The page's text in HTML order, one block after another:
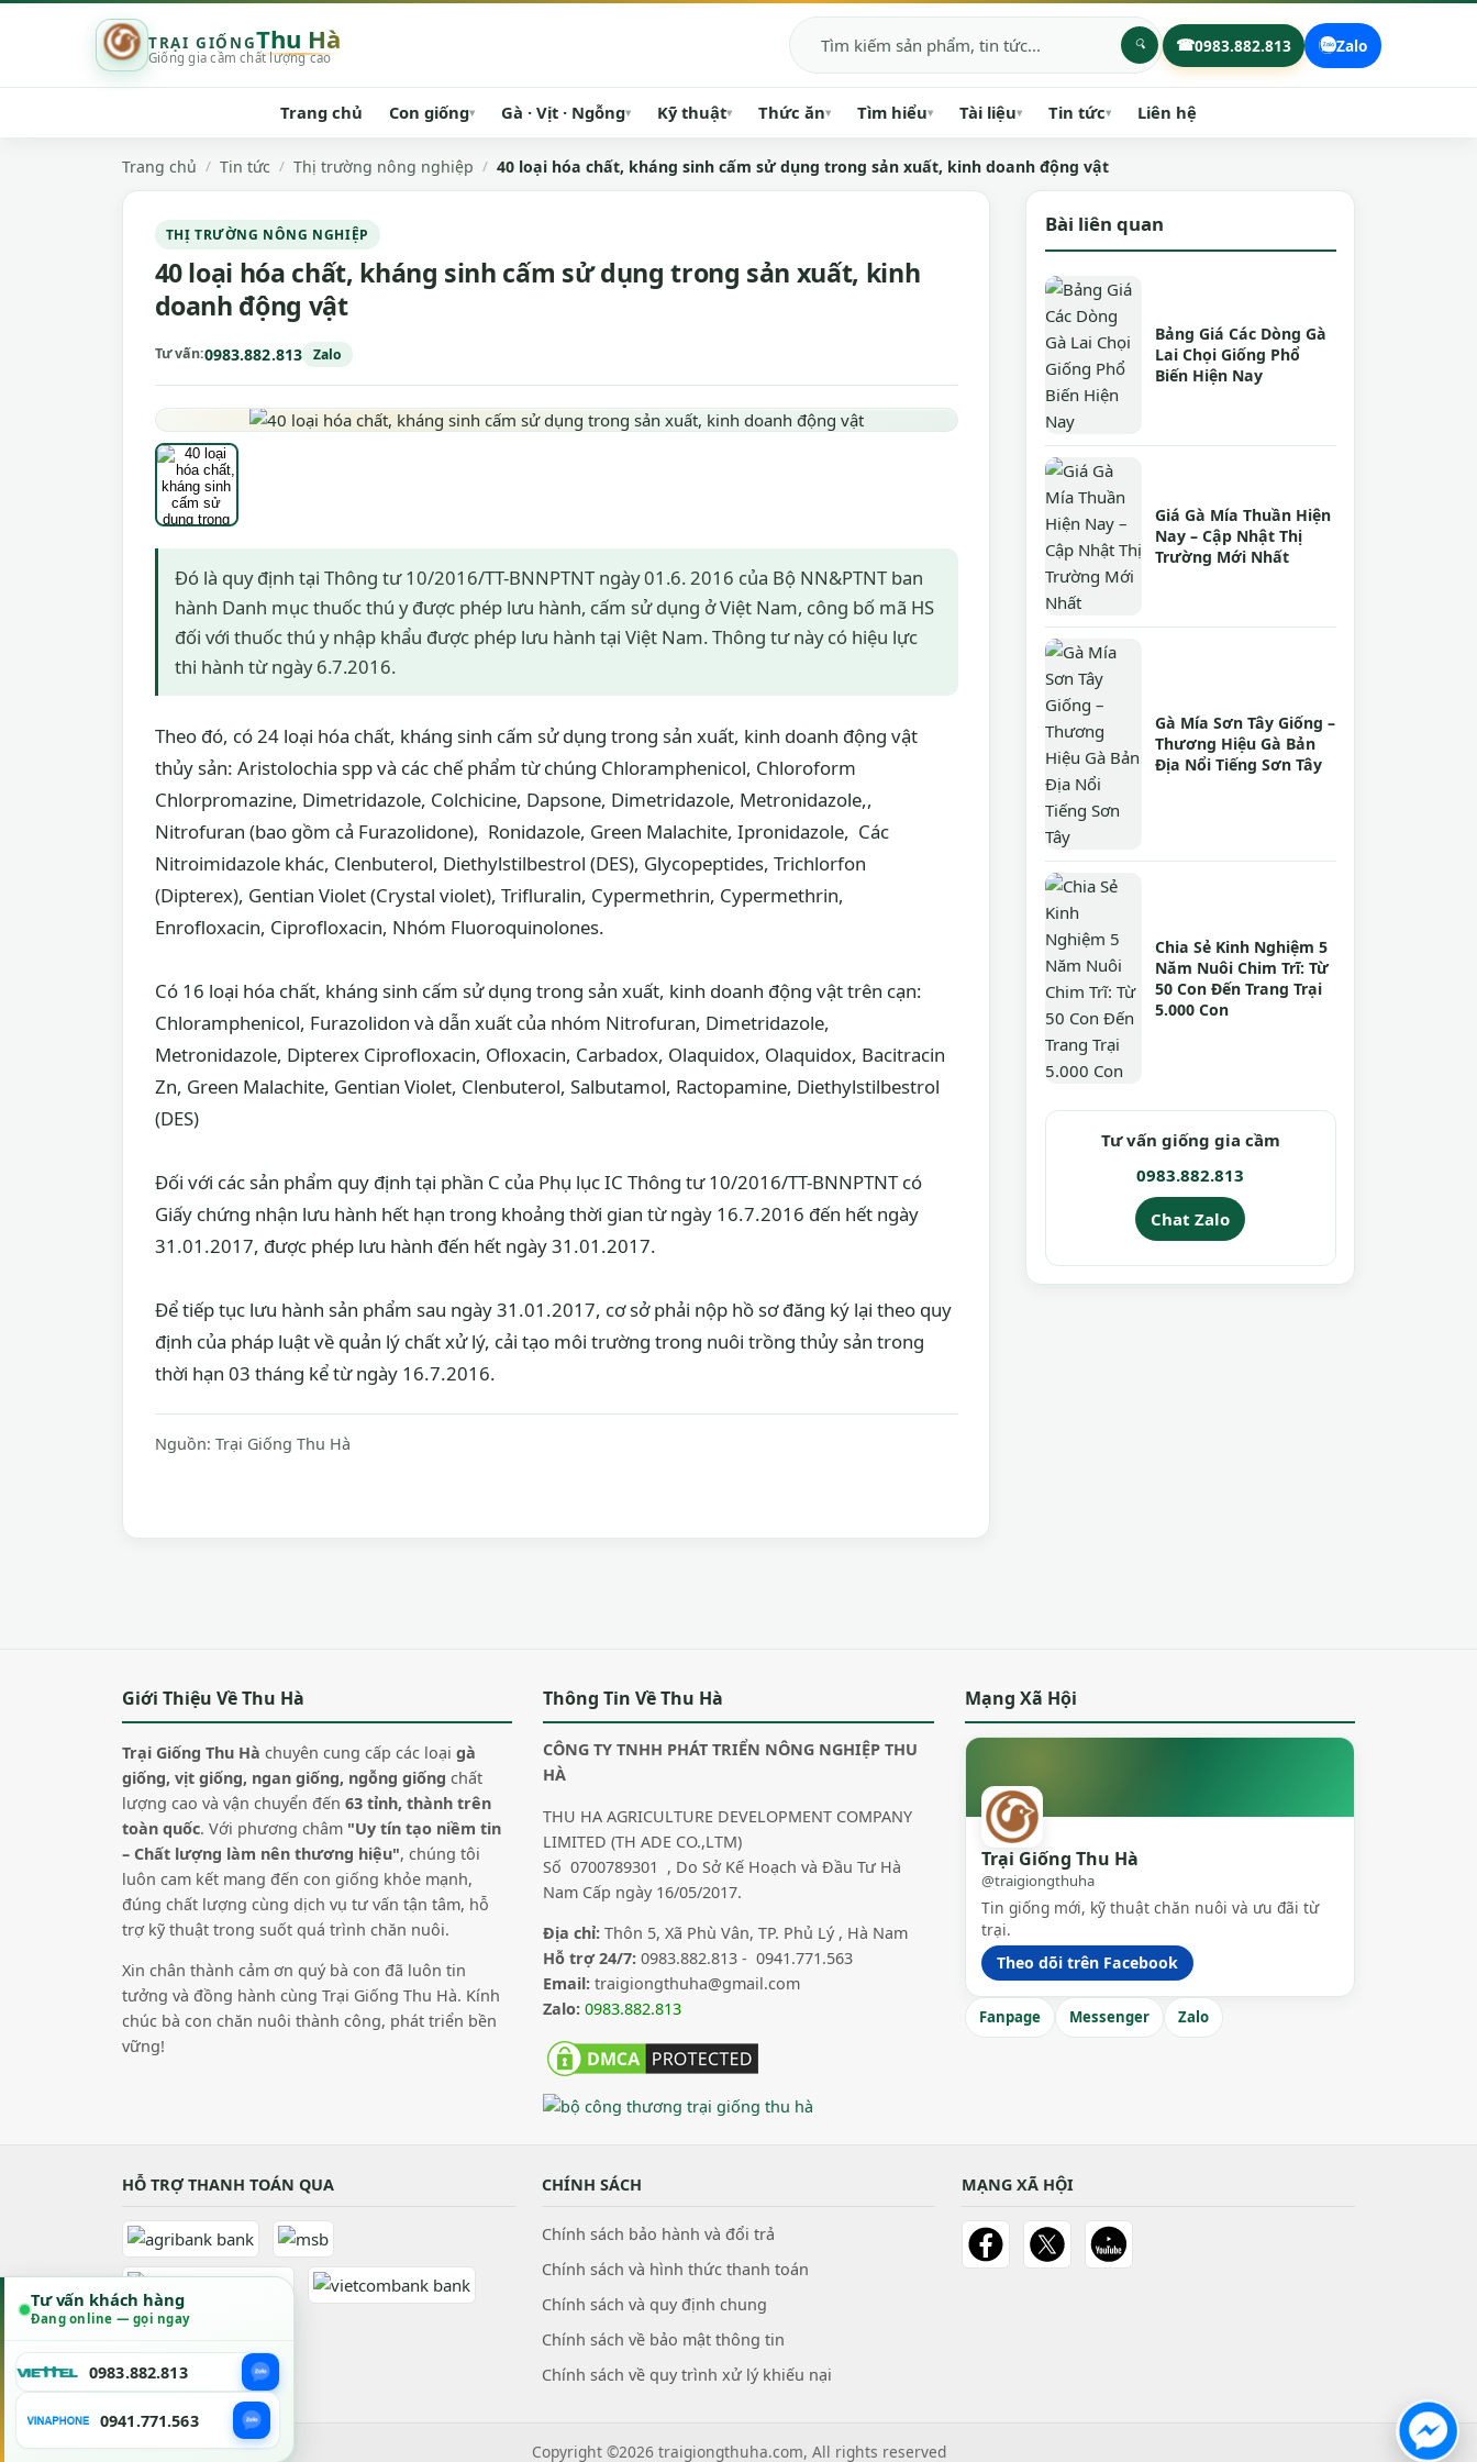
TRẠI GIỐNGThu Hà
Giống gia cầm chất lượng cao Tìm kiếm
☎0983.882.813 Zalo
Trang chủ Con giống▾ Gà · Vịt · Ngỗng▾ Kỹ thuật▾ Thức ăn▾ Tìm hiểu▾ Tài liệu▾ Tin tức▾ Liên hệ
Trang chủ Tin tức Thị trường nông nghiệp 40 loại hóa chất, kháng sinh cấm sử dụng trong sản xuất, kinh doanh động vật
THỊ TRƯỜNG NÔNG NGHIỆP
40 loại hóa chất, kháng sinh cấm sử dụng trong sản xuất, kinh
doanh động vật
Tư vấn 0983.882.813 Zalo
Đó là quy định tại Thông tư 10/2016/TT-BNNPTNT ngày 01.6. 2016 của Bộ NN&PTNT ban
hành Danh mục thuốc thú y được phép lưu hành, cấm sử dụng ở Việt Nam, công bố mã HS
đối với thuốc thú y nhập khẩu được phép lưu hành tại Việt Nam. Thông tư này có hiệu lực
thi hành từ ngày 6.7.2016.
Theo đó, có 24 loại hóa chất, kháng sinh cấm sử dụng trong sản xuất, kinh doanh động vật
thủy sản: Aristolochia spp và các chế phẩm từ chúng Chloramphenicol, Chloroform
Chlorpromazine, Dimetridazole, Colchicine, Dapsone, Dimetridazole, Metronidazole,,
Nitrofuran (bao gồm cả Furazolidone), Ronidazole, Green Malachite, Ipronidazole, Các
Nitroimidazole khác, Clenbuterol, Diethylstilbestrol (DES), Glycopeptides, Trichlorfon
(Dipterex), Gentian Violet (Crystal violet), Trifluralin, Cypermethrin, Cypermethrin,
Enrofloxacin, Ciprofloxacin, Nhóm Fluoroquinolones.
Có 16 loại hóa chất, kháng sinh cấm sử dụng trong sản xuất, kinh doanh động vật trên cạn:
Chloramphenicol, Furazolidon và dẫn xuất của nhóm Nitrofuran, Dimetridazole,
Metronidazole, Dipterex Ciprofloxacin, Ofloxacin, Carbadox, Olaquidox, Olaquidox, Bacitracin
Zn, Green Malachite, Gentian Violet, Clenbuterol, Salbutamol, Ractopamine, Diethylstilbestrol
(DES)
Đối với các sản phẩm quy định tại phần C của Phụ lục IC Thông tư 10/2016/TT-BNNPTNT có
Giấy chứng nhận lưu hành hết hạn trong khoảng thời gian từ ngày 16.7.2016 đến hết ngày
31.01.2017, được phép lưu hành đến hết ngày 31.01.2017.
Để tiếp tục lưu hành sản phẩm sau ngày 31.01.2017, cơ sở phải nộp hồ sơ đăng ký lại theo quy
định của pháp luật về quản lý chất xử lý, cải tạo môi trường trong nuôi trồng thủy sản trong
thời hạn 03 tháng kể từ ngày 16.7.2016.
Nguồn: Trại Giống Thu Hà
Bài liên quan
Bảng Giá Các Dòng Gà
Lai Chọi Giống Phổ
Biến Hiện Nay
Giá Gà Mía Thuần Hiện
Nay – Cập Nhật Thị
Trường Mới Nhất
Gà Mía Sơn Tây Giống –
Thương Hiệu Gà Bản
Địa Nổi Tiếng Sơn Tây
Chia Sẻ Kinh Nghiệm 5
Năm Nuôi Chim Trĩ: Từ
50 Con Đến Trang Trại
5.000 Con
Tư vấn giống gia cầm
0983.882.813
Chat Zalo
Giới Thiệu Về Thu Hà
Trại Giống Thu Hà chuyên cung cấp các loại gà
giống, vịt giống, ngan giống, ngỗng giống chất
lượng cao và vận chuyển đến 63 tỉnh, thành trên
toàn quốc. Với phương châm "Uy tín tạo niềm tin
– Chất lượng làm nên thương hiệu", chúng tôi
luôn cam kết mang đến con giống khỏe mạnh,
đúng chất lượng cùng dịch vụ tư vấn tận tâm, hỗ
trợ kỹ thuật trong suốt quá trình chăn nuôi.
Xin chân thành cảm ơn quý bà con đã luôn tin
tưởng và đồng hành cùng Trại Giống Thu Hà. Kính
chúc bà con chăn nuôi thành công, phát triển bền
vững!
Thông Tin Về Thu Hà
CÔNG TY TNHH PHÁT TRIỂN NÔNG NGHIỆP THU
HÀ
THU HA AGRICULTURE DEVELOPMENT COMPANY
LIMITED (TH ADE CO.,LTM)
Số 0700789301 , Do Sở Kế Hoạch và Đầu Tư Hà
Nam Cấp ngày 16/05/2017.
Địa chỉ: Thôn 5, Xã Phù Vân, TP. Phủ Lý , Hà Nam
Hỗ trợ 24/7:0983.882.813 - 0941.771.563
Email: traigiongthuha@gmail.com
Zalo: 0983.882.813
Mạng Xã Hội
Trại Giống Thu Hà
@traigiongthuha
Tin giống mới, kỹ thuật chăn nuôi và ưu đãi từ
trại.
Theo dõi trên Facebook
Fanpage Messenger Zalo
HỖ TRỢ THANH TOÁN QUA CHÍNH SÁCH
Chính sách bảo hành và đổi trả
Chính sách và hình thức thanh toán
Chính sách và quy định chung
Chính sách về bảo mật thông tin
Chính sách về quy trình xử lý khiếu nại
MẠNG XÃ HỘI
Copyright ©2026 traigiongthuha.com, All rights reserved
Tư vấn khách hàng
Đang online — gọi ngay
0983.882.813
0941.771.563